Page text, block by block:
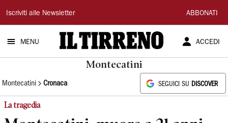
Il
Tirreno
Iscriviti alle Newsletter ABBONATI
MENU ACCEDI
Montecatini
Montecatini Cronaca SEGUICI SU DISCOVER
La tragedia